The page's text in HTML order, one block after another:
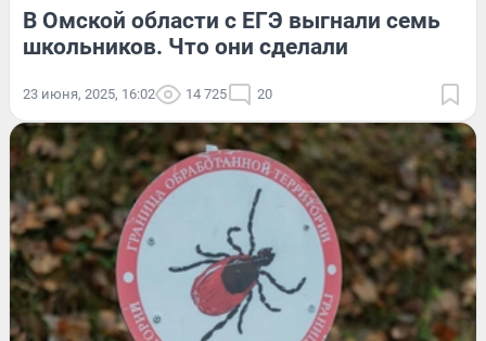
В Омской области с ЕГЭ выгнали семь
школьников. Что они сделали
23 июня, 2025, 16:02 14 725 20